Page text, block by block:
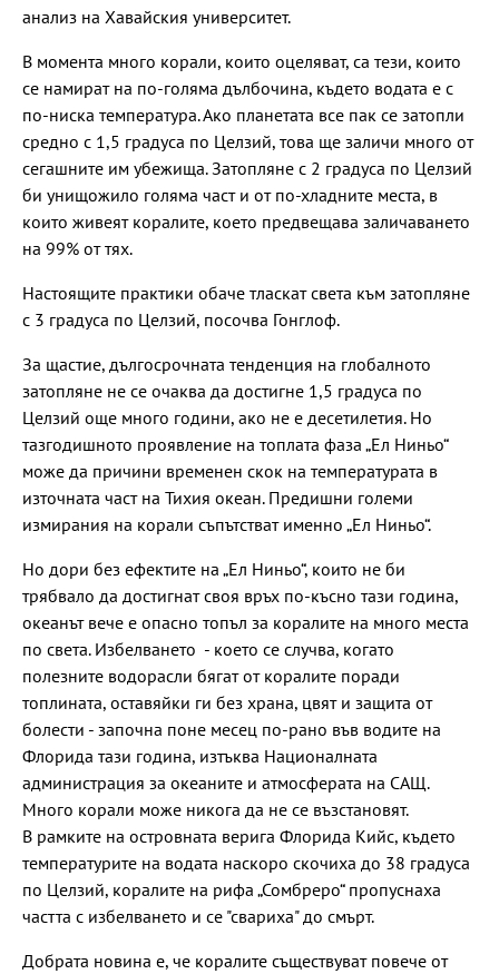
анализ на Хавайския университет.
В момента много корали, които оцеляват, са тези, които
се намират на по-голяма дълбочина, където водата е с
по-ниска температура. Ако планетата все пак се затопли
средно с 1,5 градуса по Целзий, това ще заличи много от
сегашните им убежища. Затопляне с 2 градуса по Целзий
би унищожило голяма част и от по-хладните места, в
които живеят коралите, което предвещава заличаването
на 99% от тях.
Настоящите практики обаче тласкат света към затопляне
с 3 градуса по Целзий, посочва Гонглоф.
За щастие, дългосрочната тенденция на глобалното
затопляне не се очаква да достигне 1,5 градуса по
Целзий още много години, ако не е десетилетия. Но
тазгодишното проявление на топлата фаза „Ел Ниньо“
може да причини временен скок на температурата в
източната част на Тихия океан. Предишни големи
измирания на корали съпътстват именно „Ел Ниньо“.
Но дори без ефектите на „Ел Ниньо“, които не би
трябвало да достигнат своя връх по-късно тази година,
океанът вече е опасно топъл за коралите на много места
по света. Избелването - което се случва, когато
полезните водорасли бягат от коралите поради
топлината, оставяйки ги без храна, цвят и защита от
болести - започна поне месец по-рано във водите на
Флорида тази година, изтъква Националната
администрация за океаните и атмосферата на САЩ.
Много корали може никога да не се възстановят.
В рамките на островната верига Флорида Кийс, където
температурите на водата наскоро скочиха до 38 градуса
по Целзий, коралите на рифа „Сомбреро“ пропуснаха
частта с избелването и се "свариха" до смърт.
Добрата новина е, че коралите съществуват повече от